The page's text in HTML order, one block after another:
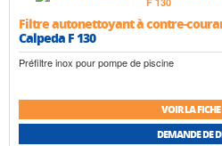
Filtre autonettoyant à contre-
Calpeda F 130
Préfiltre inox pour pompe de piscine
VOIR LA FICHE
DEMANDE DE